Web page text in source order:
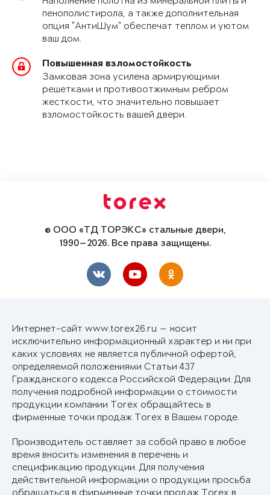
пенополистирола, а также дополнительная
опция "АнтиШум" обеспечат теплом и уютом
ваш дом.
Повышенная взломостойкость
Замковая зона усилена армирующими
решетками и противоотжимным ребром
жесткости, что значительно повышает
взломостойкость вашей двери.
© ООО «ТД ТОРЭКС» стальные двери,
1990—2026. Все права защищены.
Интернет-сайт www.torex26.ru — носит
исключительно информационный характер и ни при
каких условиях не является публичной офертой,
определяемой положениями Статьи 437
Гражданского кодекса Российской Федерации. Для
получения подробной информации о стоимости
продукции компании Torex обращайтесь в
фирменные точки продаж Torex в Вашем городе.
Производитель оставляет за собой право в любое
время вносить изменения в перечень и
спецификацию продукции. Для получения
действительной информации о продукции просьба
обращаться в фирменные точки продаж Torex в